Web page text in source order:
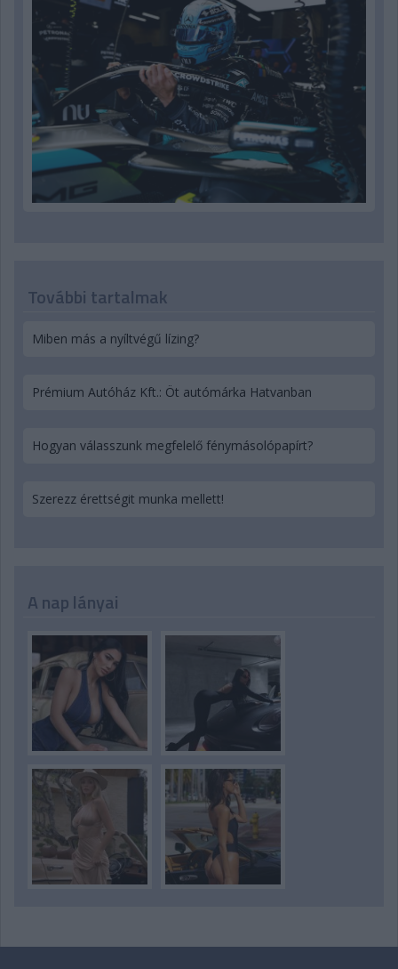
További tartalmak
Miben más a nyíltvégű lízing?
Prémium Autóház Kft.: Öt autómárka Hatvanban
Hogyan válasszunk megfelelő fénymásolópapírt?
Szerezz érettségit munka mellett!
A nap lányai